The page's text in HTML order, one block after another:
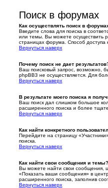
Поиск в форумах
Как осуществлять поиск в
Введите слова для поиска в
или темы. Вы можете осуществить
страницах форума. Способ доступа
Вернуться наверх
Почему поиск не дает
Ваш поисковый запрос, возможно,
phpBB3 не осуществляется. Для
Вернуться наверх
В результате моего поиска я
Ваш поиск дал слишком большое
расширенного поиска и более
Вернуться наверх
Как найти конкретного
Перейдите на страницу
поиска.
Вернуться наверх
Как найти свои сообщения и темы?
Вы можете найти свои сообщения,
«Показать ваши сообщения» в
расширенного поиска, заполнив
Вернуться наверх